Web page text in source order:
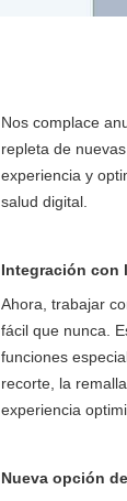
Nos complace
repleta de
experiencia y
salud digital.
Integración con
Ahora, trabajar
fácil que nunca.
funciones
recorte, la
experiencia
Nueva opción